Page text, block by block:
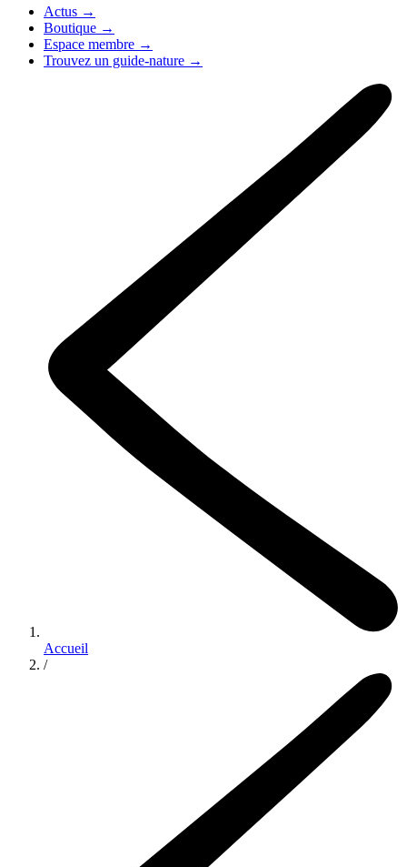
Actus →
Boutique →
Espace membre →
Trouvez un guide-nature →
Accueil
/